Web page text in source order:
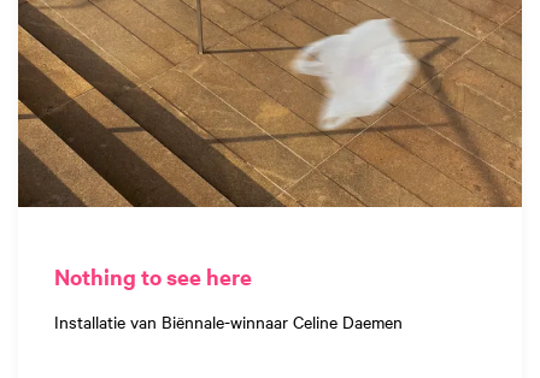
Nothing to see here
Installatie van Biënnale-winnaar Celine Daemen